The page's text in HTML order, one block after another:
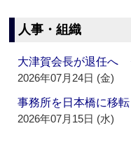
人事・組織
大津賀会長が退任へ
2026年07月24日 (金)
事務所を日本橋に移
2026年07月15日 (水)